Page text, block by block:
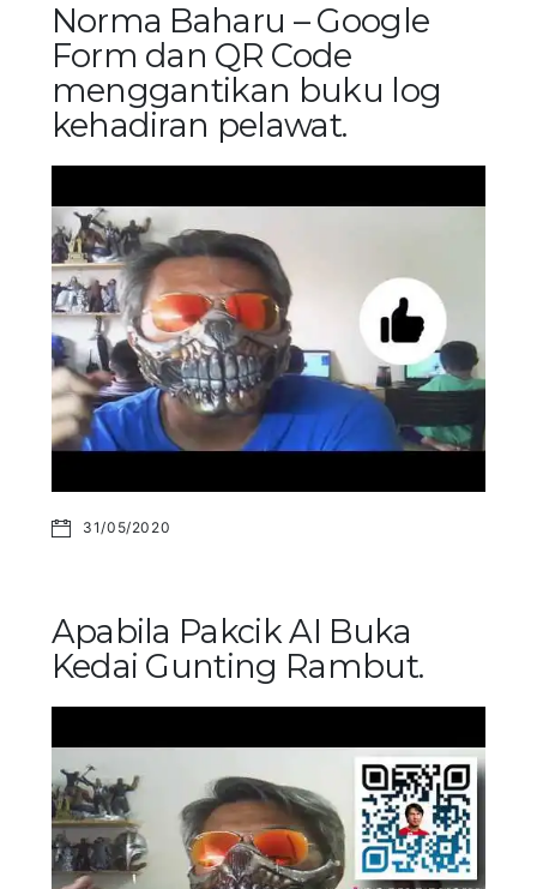
Norma Baharu – Google
Form dan QR Code
menggantikan buku log
kehadiran pelawat.
31/05/2020
Apabila Pakcik AI Buka
Kedai Gunting Rambut.